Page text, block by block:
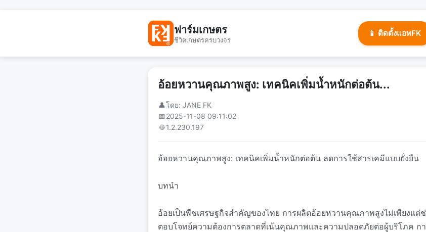
ฟาร์มเกษตร
ชีวิตเกษตรครบวงจร
📱 ติดตั้งแอพFK
อ้อยหวานคุณภาพสูง: เทคนิคเพิ่มน้ำหนักต่อต้น...
👤โดย: JANE FK
📅2025-11-08 09:11:02
🌐 1.2.230.197
อ้อยหวานคุณภาพสูง: เทคนิคเพิ่มน้ำหนักต่อต้น ลดการใช้สารเคมีแบบยั่งยืน
บทนำ
อ้อยเป็นพืชเศรษฐกิจสำคัญของไทย การผลิตอ้อยหวานคุณภาพสูงไม่เพียงแต่ช่
ตอบโจทย์ความต้องการตลาดที่เน้นคุณภาพและความปลอดภัยต่อผู้บริโภค ก